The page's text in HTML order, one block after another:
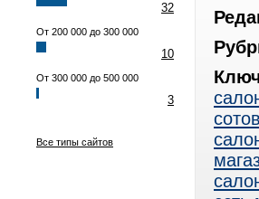
32
От 200 000 до 300 000
10
От 300 000 до 500 000
3
Все типы сайтов